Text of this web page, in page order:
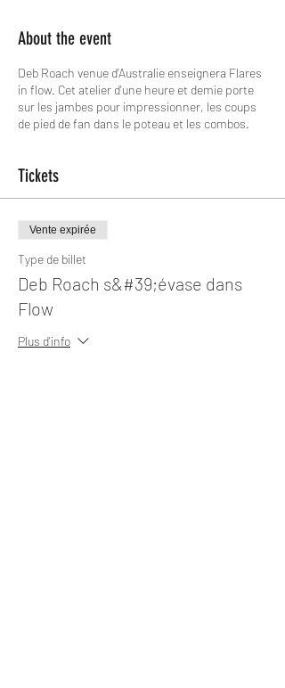
About the event
Deb Roach venue d'Australie enseignera Flares
in flow. Cet atelier d'une heure et demie porte
sur les jambes pour impressionner, les coups
de pied de fan dans le poteau et les combos.
Tickets
Vente expirée
Type de billet
Deb Roach s&#39;évase dans
Flow
Plus d'info